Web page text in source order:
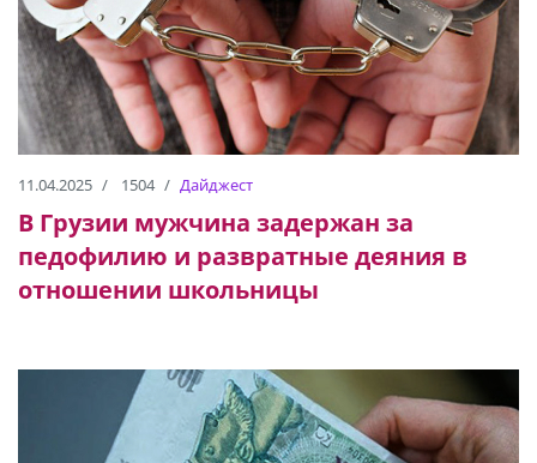
11.04.2025 1504 Дайджест
В Грузии мужчина задержан за
педофилию и развратные деяния в
отношении школьницы